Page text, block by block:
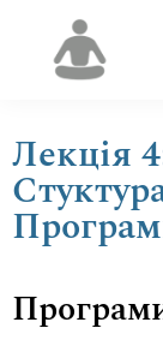
Лекція